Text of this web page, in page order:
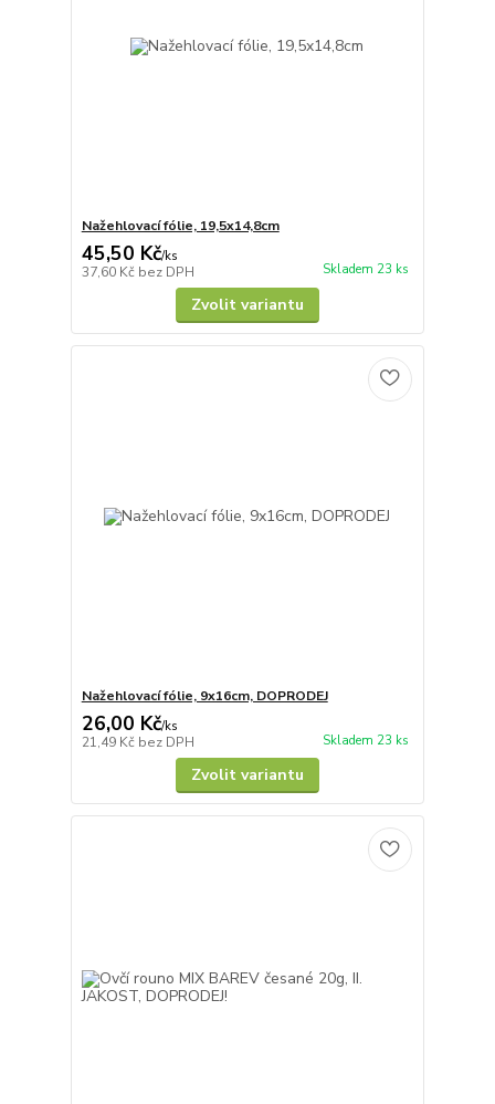
Nažehlovací fólie, 19,5x14,8cm
45,50 Kč/ks
37,60 Kč bez DPH Skladem 23 ks
Zvolit variantu
Nažehlovací fólie, 9x16cm, DOPRODEJ
26,00 Kč/ks
21,49 Kč bez DPH Skladem 23 ks
Zvolit variantu